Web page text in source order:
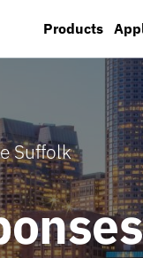
Products
Suffolk